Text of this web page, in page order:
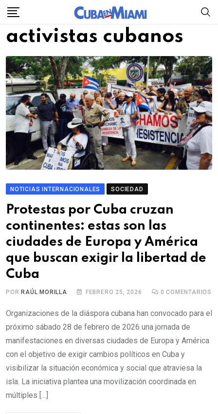
Skip
content
activistas cubanos
NOTICIAS INTERNACIONALES SOCIEDAD
Protestas por Cuba cruzan
continentes: estas son las
ciudades de Europa y América
que buscan exigir la libertad de
Cuba
POR RAÚL MORILLA FEBRERO 25, 2026 0 COMENTARIOS
Organizaciones de la diáspora cubana han convocado para el
próximo sábado 28 de febrero de 2026 una jornada de
manifestaciones en diversas ciudades de Europa y América
con el objetivo de exigir cambios políticos en Cuba y
visibilizar la situación económica y social que atraviesa la
isla. La iniciativa plantea una movilización coordinada en
múltiples […]